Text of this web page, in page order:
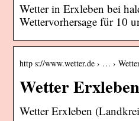
Wetter in Erxleben bei
Wettervorhersage für 10
http s://www.wetter.de › … ›
Wetter
Wetter Erxleben